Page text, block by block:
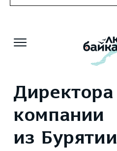
Директора
компании
из Бурятии